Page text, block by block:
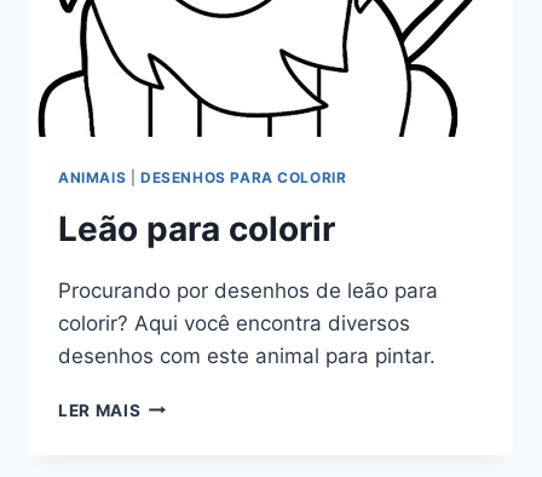
ANIMAIS DESENHOS PARA COLORIR
Leão para colorir
Procurando por desenhos de leão para
colorir? Aqui você encontra diversos
desenhos com este animal para pintar.
LER MAIS LEÃO